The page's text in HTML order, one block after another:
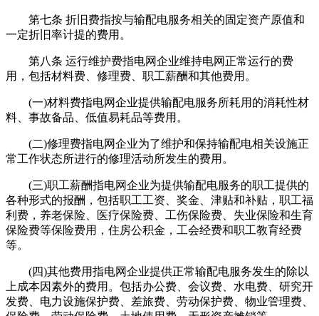
第七条 折旧费指按与输配电服务相关的固定资产原值和
一定折旧率计提的费用。
第八条 运行维护费指电网企业维持电网正常运行的费
用，包括材料费、修理费、职工薪酬和其他费用。
(一)材料费指电网企业提供输配电服务所耗用的消耗性材
料、事故备品、低值易耗品等费用。
(二)修理费指电网企业为了维护和保持输配电相关设施正
常工作状态所进行的修理活动所发生的费用。
(三)职工薪酬指电网企业为提供输配电服务的职工提供的
各种形式的报酬，包括职工工资、奖金、津贴和补贴，职工福
利费，养老保险、医疗保险费、工伤保险费、失业保险和生育
保险费等保险费用，住房公积金，工会经费和职工教育经费
等。
(四)其他费用指电网企业提供正常输配电服务发生的除以
上成本因素外的费用。包括办公费、会议费、水电费、研究开
发费、电力设施保护费、差旅费、劳动保护费、物业管理费、